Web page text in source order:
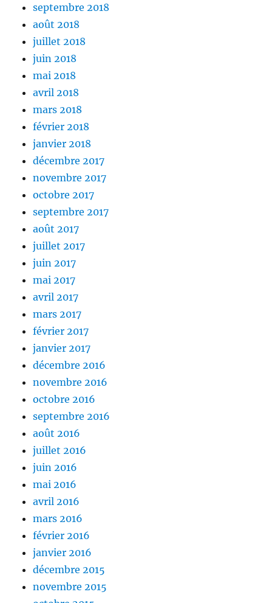
septembre 2018
août 2018
juillet 2018
juin 2018
mai 2018
avril 2018
mars 2018
février 2018
janvier 2018
décembre 2017
novembre 2017
octobre 2017
septembre 2017
août 2017
juillet 2017
juin 2017
mai 2017
avril 2017
mars 2017
février 2017
janvier 2017
décembre 2016
novembre 2016
octobre 2016
septembre 2016
août 2016
juillet 2016
juin 2016
mai 2016
avril 2016
mars 2016
février 2016
janvier 2016
décembre 2015
novembre 2015